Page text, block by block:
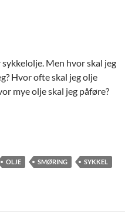
Men hvor skal jeg
Hvor ofte skal jeg olje
mye olje skal jeg påføre?
OLJE SMØRING
SYKKEL